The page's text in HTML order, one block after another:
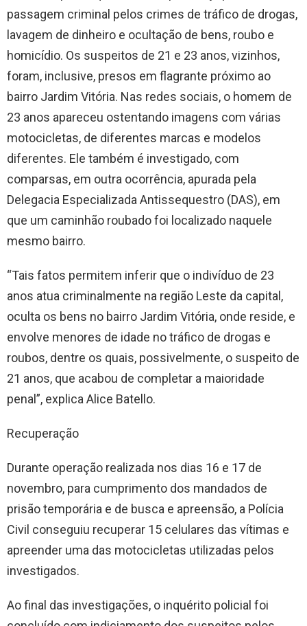
passagem criminal pelos crimes de tráfico de drogas,
lavagem de dinheiro e ocultação de bens, roubo e
homicídio. Os suspeitos de 21 e 23 anos, vizinhos,
foram, inclusive, presos em flagrante próximo ao
bairro Jardim Vitória. Nas redes sociais, o homem de
23 anos apareceu ostentando imagens com várias
motocicletas, de diferentes marcas e modelos
diferentes. Ele também é investigado, com
comparsas, em outra ocorrência, apurada pela
Delegacia Especializada Antissequestro (DAS), em
que um caminhão roubado foi localizado naquele
mesmo bairro.
“Tais fatos permitem inferir que o indivíduo de 23
anos atua criminalmente na região Leste da capital,
oculta os bens no bairro Jardim Vitória, onde reside, e
envolve menores de idade no tráfico de drogas e
roubos, dentre os quais, possivelmente, o suspeito de
21 anos, que acabou de completar a maioridade
penal”, explica Alice Batello.
Recuperação
Durante operação realizada nos dias 16 e 17 de
novembro, para cumprimento dos mandados de
prisão temporária e de busca e apreensão, a Polícia
Civil conseguiu recuperar 15 celulares das vítimas e
apreender uma das motocicletas utilizadas pelos
investigados.
Ao final das investigações, o inquérito policial foi